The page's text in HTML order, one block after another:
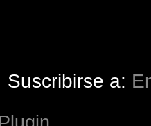
Suscribirse a: